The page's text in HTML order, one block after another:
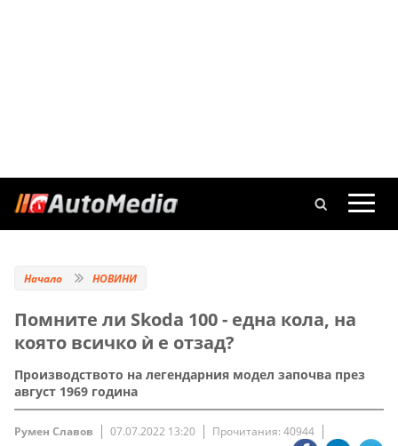
Начало НОВИНИ
Помните ли Skoda 100 - една кола, на
която всичко ѝ е отзад?
Производството на легендарния модел започва през
август 1969 година
Румен Славов 07.07.2022 13:20 Прочитания: 40944